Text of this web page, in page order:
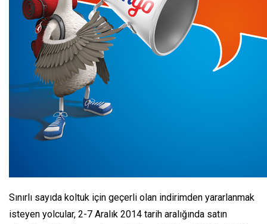
Sınırlı sayıda koltuk için geçerli olan indirimden yararlanmak
isteyen yolcular, 2-7 Aralık 2014 tarih aralığında satın